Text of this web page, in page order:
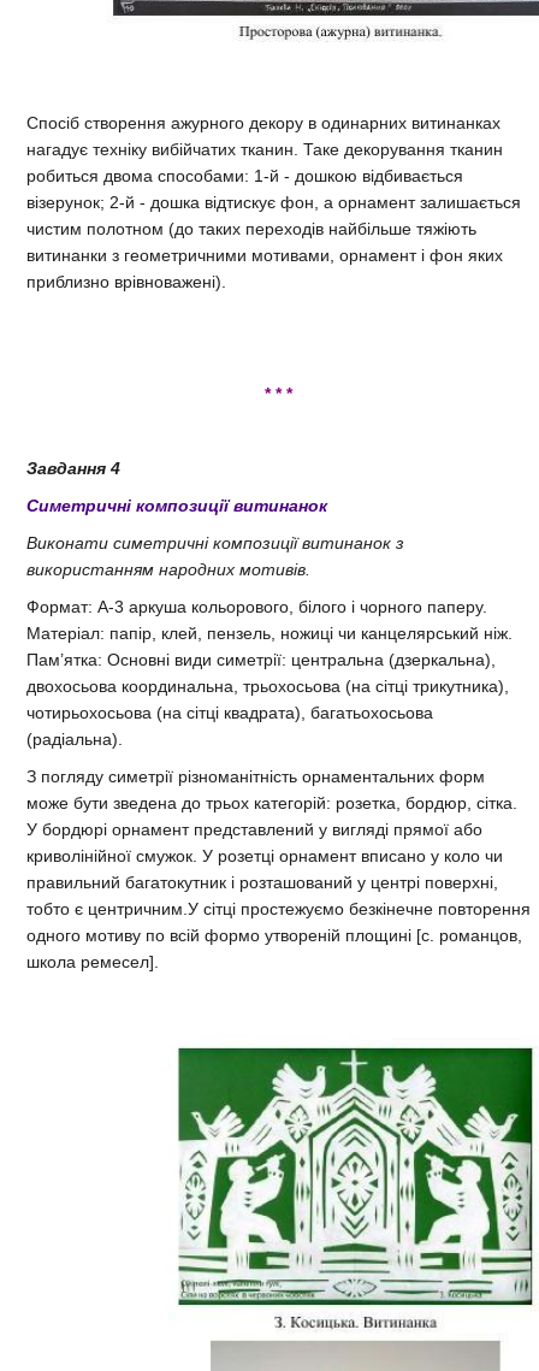
Спосіб створення ажурного декору в одинарних витинанках
нагадує техніку вибійчатих тканин. Таке декорування тканин
робиться двома способами: 1-й - дошкою відбивається
візерунок; 2-й - дошка відтискує фон, а орнамент залишається
чистим полотном (до таких переходів найбільше тяжіють
витинанки з геометричними мотивами, орнамент і фон яких
приблизно врівноважені).
* * *
Завдання 4
Симетричні композиції витинанок
Виконати симетричні композиції витинанок з
використанням народних мотивів.
Формат: А-3 аркуша кольорового, білого і чорного паперу.
Матеріал: папір, клей, пензель, ножиці чи канцелярський ніж.
Пам’ятка: Основні види симетрії: центральна (дзеркальна),
двохосьова координальна, трьохосьова (на сітці трикутника),
чотирьохосьова (на сітці квадрата), багатьохосьова
(радіальна).
З погляду симетрії різноманітність орнаментальних форм
може бути зведена до трьох категорій: розетка, бордюр, сітка.
У бордюрі орнамент представлений у вигляді прямої або
криволінійної смужок. У розетці орнамент вписано у коло чи
правильний багатокутник і розташований у центрі поверхні,
тобто є центричним.У сітці простежуємо безкінечне повторення
одного мотиву по всій формо утвореній площині [с. романцов,
школа ремесел].